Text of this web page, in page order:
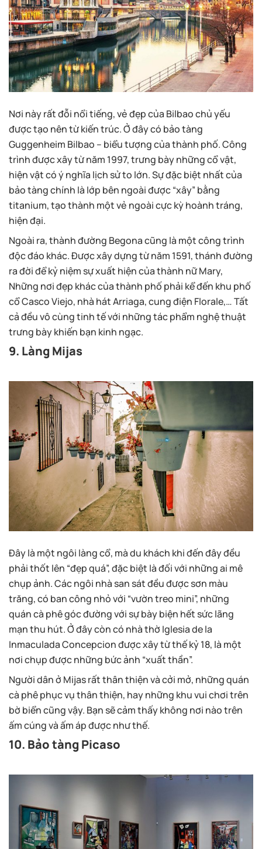
Nơi này rất đỗi nổi tiếng, vẻ đẹp của Bilbao chủ yếu
được tạo nên từ kiến trúc. Ở đây có bảo tàng
Guggenheim Bilbao – biểu tượng của thành phố. Công
trình được xây từ năm 1997, trưng bày những cổ vật,
hiện vật có ý nghĩa lịch sử to lớn. Sự đặc biệt nhất của
bảo tàng chính là lớp bên ngoài được “xây” bằng
titanium, tạo thành một vẻ ngoài cực kỳ hoành tráng,
hiện đại.
Ngoài ra, thành đường Begona cũng là một công trình
độc đáo khác. Được xây dựng từ năm 1591, thánh đường
ra đời để kỷ niệm sự xuất hiện của thành nữ Mary,
Những nơi đẹp khác của thành phố phải kể đến khu phố
cổ Casco Viejo, nhà hát Arriaga, cung điện Florale,… Tất
cả đều vô cùng tinh tế với những tác phẩm nghệ thuật
trưng bày khiến bạn kinh ngạc.
9. Làng Mijas
Đây là một ngôi làng cổ, mà du khách khi đến đây đều
phải thốt lên “đẹp quá”, đặc biệt là đối với những ai mê
chụp ảnh. Các ngôi nhà san sát đều được sơn màu
trăng, có ban công nhỏ với “vườn treo mini”, những
quán cà phê góc đường với sự bày biện hết sức lãng
mạn thu hút. Ở đây còn có nhà thờ Iglesia de la
Inmaculada Concepcion được xây từ thế kỷ 18, là một
nơi chụp được những bức ảnh “xuất thần”.
Người dân ở Mijas rất thân thiện và cởi mở, những quán
cà phê phục vụ thân thiện, hay những khu vui chơi trên
bờ biển cũng vậy. Bạn sẽ cảm thấy không nơi nào trên
ấm cúng và ấm áp được như thế.
10. Bảo tàng Picaso